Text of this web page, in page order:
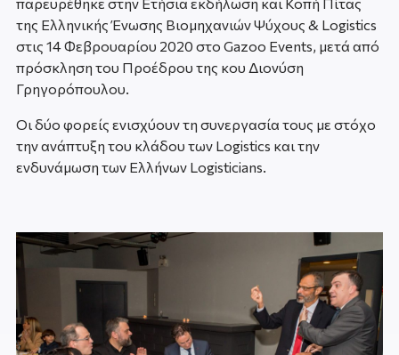
της Ελληνικής Ένωσης Βιομηχανιών Ψύχους & Logistics
στις 14 Φεβρουαρίου 2020 στο Gazoo Events, μετά από
πρόσκληση του Προέδρου της κου Διονύση
Γρηγορόπουλου.
Οι δύο φορείς ενισχύουν τη συνεργασία τους με στόχο
την ανάπτυξη του κλάδου των Logistics και την
ενδυνάμωση των Ελλήνων Logisticians.